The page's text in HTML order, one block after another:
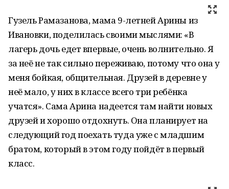
Гузель Рамазанова, мама 9-летней Арины из
Ивановки, поделилась своими мыслями: «В
лагерь дочь едет впервые, очень волнительно. Я
за неё не так сильно переживаю, потому что она у
меня бойкая, общительная. Друзей в деревне у
неё мало, у них в классе всего три ребёнка
учатся». Сама Арина надеется там найти новых
друзей и хорошо отдохнуть. Она планирует на
следующий год поехать туда уже с младшим
братом, который в этом году пойдёт в первый
класс.